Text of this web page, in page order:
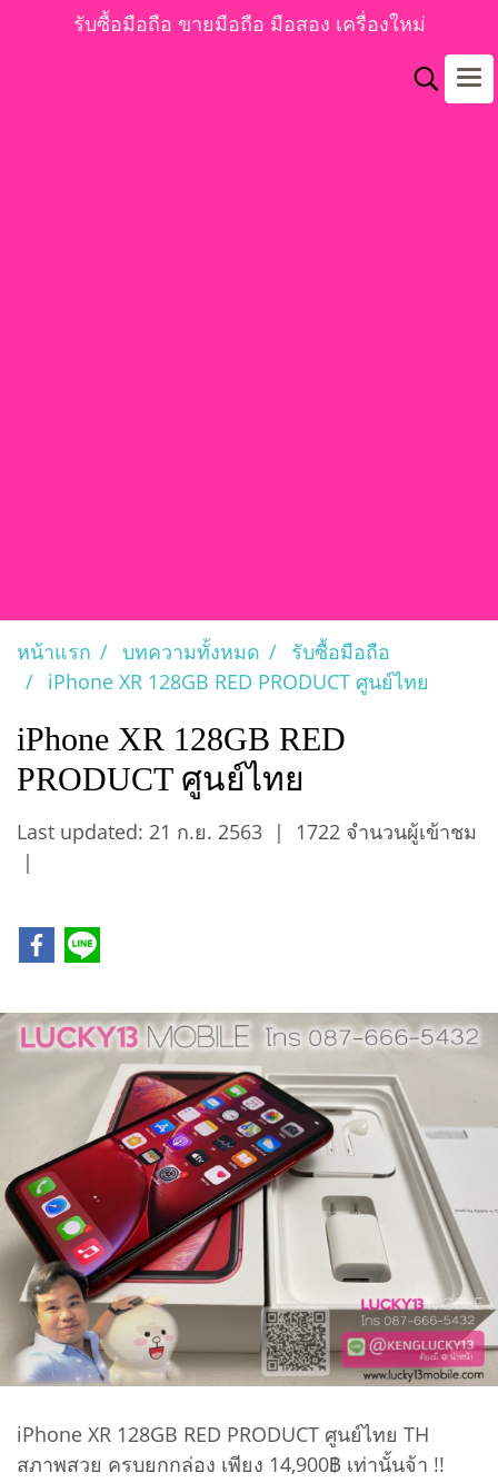
รับซื้อมือถือ ขายมือถือ มือสอง เครื่องใหม่
หน้าแรก บทความทั้งหมด
รับซื้อมือถือ
iPhone XR 128GB RED PRODUCT ศูนย์ไทย
iPhone XR 128GB RED
PRODUCT ศูนย์ไทย
Last updated: 21 ก.ย. 2563 |
1722 จำนวนผู้เข้าชม
|
iPhone XR 128GB RED PRODUCT ศูนย์ไทย TH
สภาพสวย ครบยกกล่อง เพียง 14,900฿ เท่านั้นจ้า !!